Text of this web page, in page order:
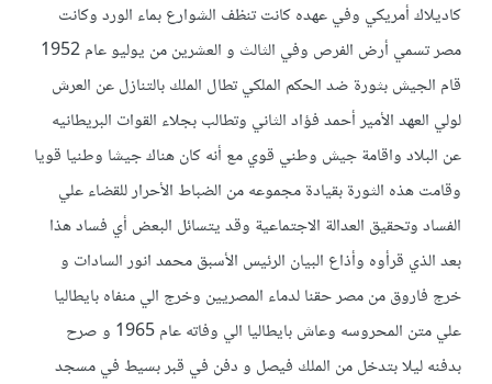
كاديلاك أمريكي وفي عهده كانت تنظف الشوارع بماء الورد وكانت
مصر تسمي أرض الفرص وفي الثالث و العشرين من يوليو عام 1952
قام الجيش بثورة ضد الحكم الملكي تطال الملك بالتنازل عن العرش
لولي العهد الأمير أحمد فؤاد الثاني وتطالب بجلاء القوات البريطانيه
عن البلاد واقامة جيش وطني قوي مع أنه كان هناك جيشا وطنيا قويا
وقامت هذه الثورة بقيادة مجموعه من الضباط الأحرار للقضاء علي
الفساد وتحقيق العدالة الاجتماعية وقد يتسائل البعض أي فساد هذا
بعد الذي قرأوه وأذاع البيان الرئيس الأسبق محمد انور السادات و
خرج فاروق من مصر حقنا لدماء المصريين وخرج الي منفاه بايطاليا
علي متن المحروسه وعاش بايطاليا الي وفاته عام 1965 و صرح
بدفنه ليلا بتدخل من الملك فيصل و دفن في قبر بسيط في مسجد